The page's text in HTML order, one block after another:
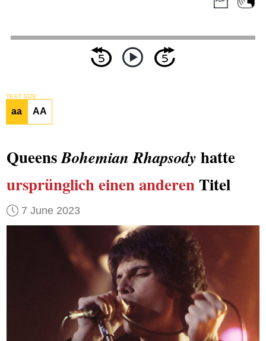
TEXT SIZE
aa AA
QueensBohemian Rhapsody hatte
ursprünglicheinen anderenTitel
7 June 2023